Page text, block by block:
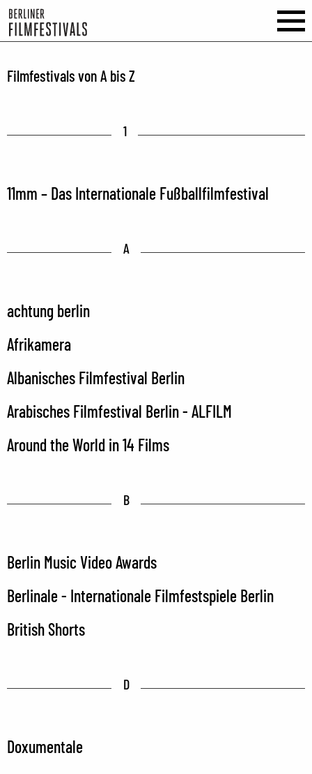
Filmfestivals von A bis Z
1
11mm – Das Internationale Fußballfilmfestival
A
achtung berlin
Afrikamera
Albanisches Filmfestival Berlin
Arabisches Filmfestival Berlin - ALFILM
Around the World in 14 Films
B
Berlin Music Video Awards
Berlinale - Internationale Filmfestspiele Berlin
British Shorts
D
Doxumentale